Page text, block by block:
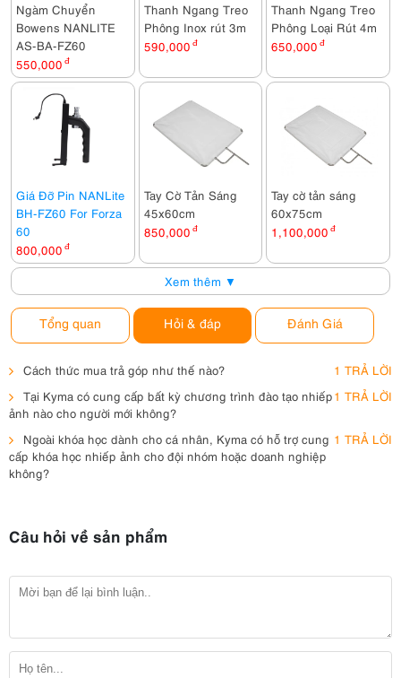
Ngàm Chuyển
Bowens NANLITE
AS-BA-FZ60
550,000 đ
Thanh Ngang Treo
Phông Inox rút 3m
590,000 đ
Thanh Ngang Treo
Phông Loại Rút 4m
650,000 đ
Giá Đỡ Pin NANLite
BH-FZ60 For Forza
60
800,000 đ
Tay Cờ Tản Sáng
45x60cm
850,000 đ
Tay cờ tản sáng
60x75cm
1,100,000 đ
Xem thêm ▼
Tổng quan Hỏi & đáp Đánh Giá
Cách thức mua trả góp như thế nào?
1 TRẢ LỜI
Tại Kyma có cung cấp bất kỳ chương trình đào tạo nhiếp
ảnh nào cho người mới không?
1 TRẢ LỜI
Ngoài khóa học dành cho cá nhân, Kyma có hỗ trợ cung
cấp khóa học nhiếp ảnh cho đội nhóm hoặc doanh nghiệp
không?
1 TRẢ LỜI
Câu hỏi về sản phẩm